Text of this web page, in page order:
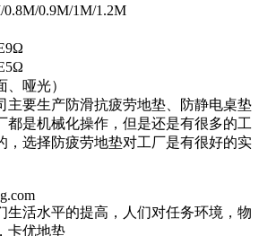
0.9M/1M/1.2M
哑光）
主要生产防滑抗疲劳地垫、防静电桌垫
都是机械化操作，但是还是有很多的工
，选择防疲劳地垫对工厂是有很好的实
生活水平的提高，人们对任务环境，物
卡优地垫